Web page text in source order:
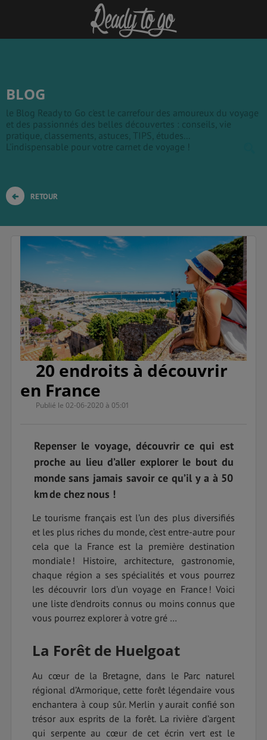
BLOG
le Blog Ready to Go c'est le carrefour des amoureux du voyage
et des passionnés des belles découvertes : conseils, vie
pratique, classements, astuces, TIPS, études...
L'indispensable pour votre carnet de voyage !
RETOUR
20 endroits à découvrir
en France
Publié le 02-06-2020 à 05:01
Repenser le voyage, découvrir ce qui est
proche au lieu d’aller explorer le bout du
monde sans jamais savoir ce qu’il y a à 50
km de chez nous !
Le tourisme français est l’un des plus diversifiés
et les plus riches du monde, c’est entre-autre pour
cela que la France est la première destination
mondiale ! Histoire, architecture, gastronomie,
chaque région a ses spécialités et vous pourrez
les découvrir lors d’un voyage en France ! Voici
une liste d’endroits connus ou moins connus que
vous pourrez explorer à votre gré …
La Forêt de Huelgoat
Au cœur de la Bretagne, dans le Parc naturel
régional d’Armorique, cette forêt légendaire vous
enchantera à coup sûr. Merlin y aurait confié son
trésor aux esprits de la forêt. La rivière d’argent
qui serpente au cœur de cet écrin vert est le